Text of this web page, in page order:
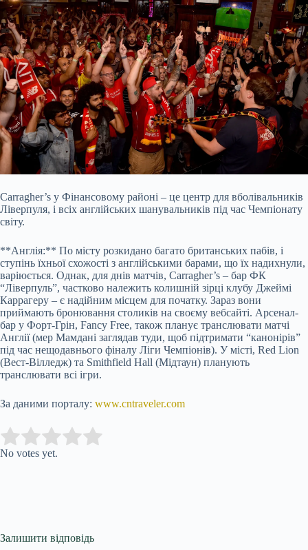
Carragher’s у Фінансовому районі – це центр для вболівальників
Ліверпуля, і всіх англійських шанувальників під час Чемпіонату
світу.
**Англія:** По місту розкидано багато британських пабів, і
ступінь їхньої схожості з англійськими барами, що їх надихнули,
варіюється. Однак, для днів матчів, Carragher’s – бар ФК
“Ліверпуль”, частково належить колишній зірці клубу Джеймі
Каррагеру – є надійним місцем для початку. Зараз вони
приймають бронювання столиків на своєму вебсайті. Арсенал-
бар у Форт-Грін, Fancy Free, також планує транслювати матчі
Англії (мер Мамдані заглядав туди, щоб підтримати “канонірів”
під час нещодавнього фіналу Ліги Чемпіонів). У місті, Red Lion
(Вест-Вілледж) та Smithfield Hall (Мідтаун) планують
транслювати всі ігри.
За даними порталу: www.cntraveler.com
Rate this item:
No votes yet.
Залишити відповідь